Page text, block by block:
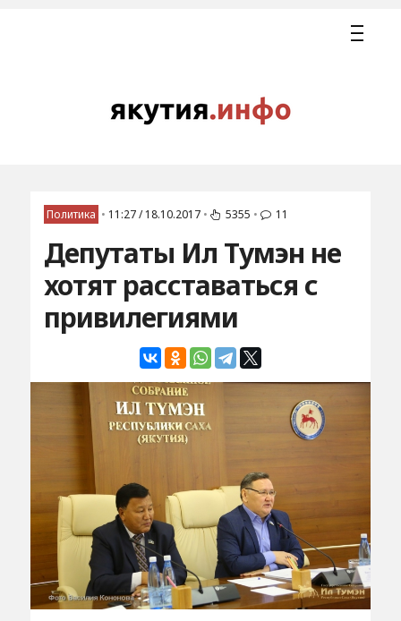
Политика • 11:27 / 18.10.2017 • 5355 • 11
Депутаты Ил Тумэн не
хотят расставаться с
привилегиями